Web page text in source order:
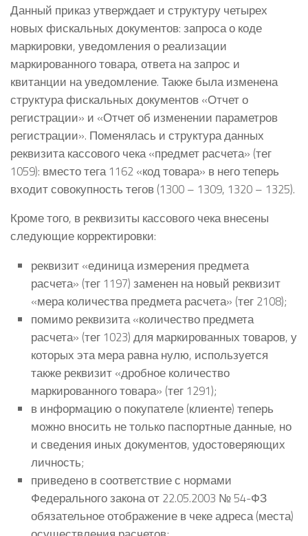
Данный приказ утверждает и структуру четырех
новых фискальных документов: запроса о коде
маркировки, уведомления о реализации
маркированного товара, ответа на запрос и
квитанции на уведомление. Также была изменена
структура фискальных документов «Отчет о
регистрации» и «Отчет об изменении параметров
регистрации». Поменялась и структура данных
реквизита кассового чека «предмет расчета» (тег
1059): вместо тега 1162 «код товара» в него теперь
входит совокупность тегов (1300 – 1309, 1320 – 1325).
Кроме того, в реквизиты кассового чека внесены
следующие корректировки:
реквизит «единица измерения предмета
расчета» (тег 1197) заменен на новый реквизит
«мера количества предмета расчета» (тег 2108);
помимо реквизита «количество предмета
расчета» (тег 1023) для маркированных товаров, у
которых эта мера равна нулю, используется
также реквизит «дробное количество
маркированного товара» (тег 1291);
в информацию о покупателе (клиенте) теперь
можно вносить не только паспортные данные, но
и сведения иных документов, удостоверяющих
личность;
приведено в соответствие с нормами
Федерального закона от 22.05.2003 № 54-ФЗ
обязательное отображение в чеке адреса (места)